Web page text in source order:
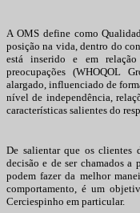
A OMS define como
posição na vida, dentro do
está inserido e em
preocupações (WHOQOL
alargado, influenciado de
nível de independência,
características salientes do
De salientar que os clientes
decisão e de ser chamados a
podem fazer da melhor
comportamento, é um
Cerciespinho em particular.